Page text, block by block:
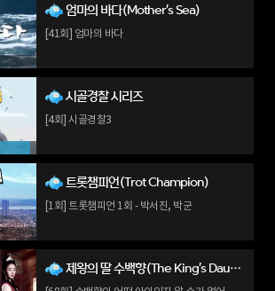
엄마의 바다(Mother's Sea)
[41회] 엄마의 바다
시골경찰 시리즈
[4회] 시골경찰3
트롯챔피언(Trot Champion)
[1회] 트롯챔피언 1회 - 박서진, 박군
제왕의 딸 수백향(The King's Daughter, Soo Baek-hyang)